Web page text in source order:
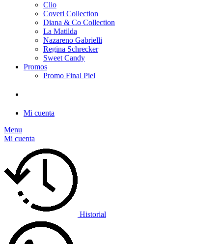
Clio
Coveri Collection
Diana & Co Collection
La Matilda
Nazareno Gabrielli
Regina Schrecker
Sweet Candy
Promos
Promo Final Piel
Mi cuenta
Menu
Mi cuenta
Historial